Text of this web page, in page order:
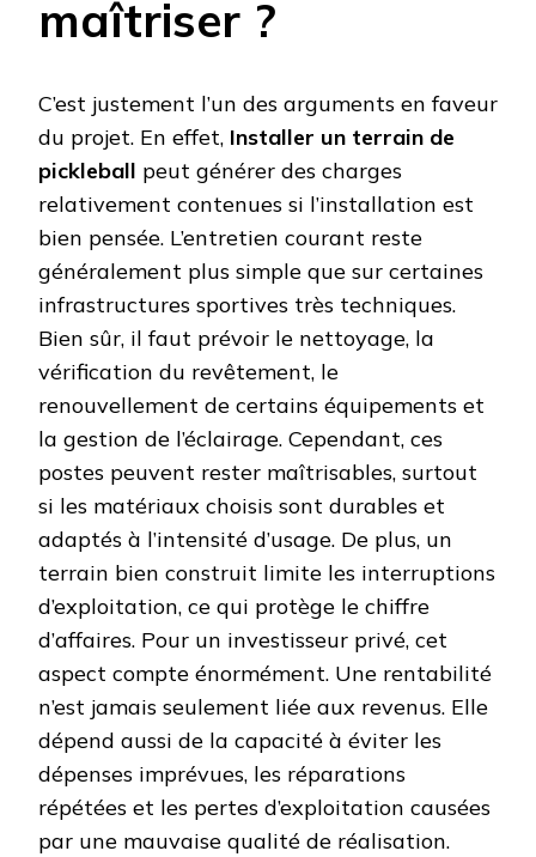
maîtriser ?
C’est justement l’un des arguments en faveur
du projet. En effet, Installer un terrain de
pickleball peut générer des charges
relativement contenues si l’installation est
bien pensée. L’entretien courant reste
généralement plus simple que sur certaines
infrastructures sportives très techniques.
Bien sûr, il faut prévoir le nettoyage, la
vérification du revêtement, le
renouvellement de certains équipements et
la gestion de l’éclairage. Cependant, ces
postes peuvent rester maîtrisables, surtout
si les matériaux choisis sont durables et
adaptés à l’intensité d’usage. De plus, un
terrain bien construit limite les interruptions
d’exploitation, ce qui protège le chiffre
d’affaires. Pour un investisseur privé, cet
aspect compte énormément. Une rentabilité
n’est jamais seulement liée aux revenus. Elle
dépend aussi de la capacité à éviter les
dépenses imprévues, les réparations
répétées et les pertes d’exploitation causées
par une mauvaise qualité de réalisation.